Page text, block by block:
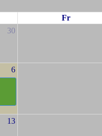
Fr
30
6
13